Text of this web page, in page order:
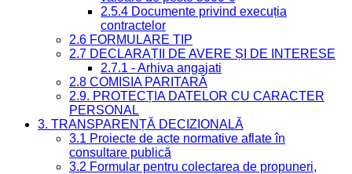
2.5.4 Documente privind execuția
contractelor
2.6 FORMULARE TIP
2.7 DECLARAȚII DE AVERE ȘI DE INTERESE
2.7.1 - Arhiva angajati
2.8 COMISIA PARITARĂ
2.9. PROTECȚIA DATELOR CU CARACTER
PERSONAL
3. TRANSPARENȚĂ DECIZIONALĂ
3.1 Proiecte de acte normative aflate în
consultare publică
3.2 Formular pentru colectarea de propuneri,